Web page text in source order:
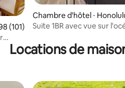
moyenne sur la base de 101
(101)
Chambre d'hôtel ⋅
Suite 1BR avec vue sur
Locations de